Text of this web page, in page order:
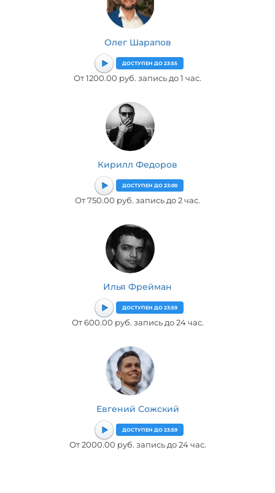
Олег Шарапов
ДОСТУПЕН ДО 23:55
От 1200.00 руб. запись до 1 час.
Кирилл Федоров
ДОСТУПЕН ДО 23:00
От 750.00 руб. запись до 2 час.
Илья Фрейман
ДОСТУПЕН ДО 23:59
От 600.00 руб. запись до 24 час.
Евгений Сожский
ДОСТУПЕН ДО 23:59
От 2000.00 руб. запись до 24 час.